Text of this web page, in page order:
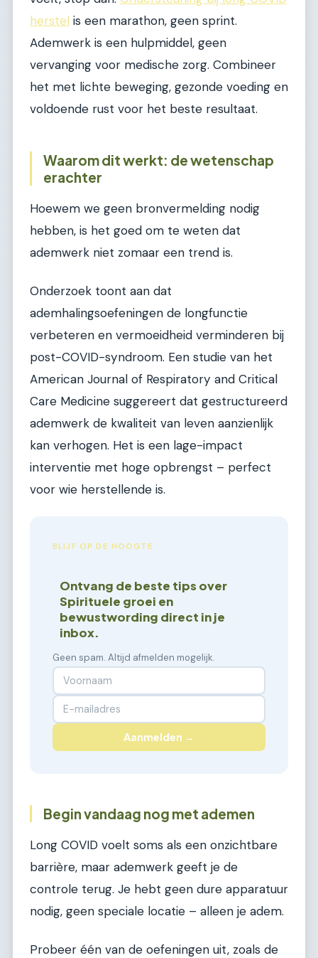
herstel is een marathon, geen sprint.
Ademwerk is een hulpmiddel, geen
vervanging voor medische zorg. Combineer
het met lichte beweging, gezonde voeding en
voldoende rust voor het beste resultaat.
Waarom dit werkt: de wetenschap
erachter
Hoewem we geen bronvermelding nodig
hebben, is het goed om te weten dat
ademwerk niet zomaar een trend is.
Onderzoek toont aan dat
ademhalingsoefeningen de longfunctie
verbeteren en vermoeidheid verminderen bij
post-COVID-syndroom. Een studie van het
American Journal of Respiratory and Critical
Care Medicine suggereert dat gestructureerd
ademwerk de kwaliteit van leven aanzienlijk
kan verhogen. Het is een lage-impact
interventie met hoge opbrengst – perfect
voor wie herstellende is.
BLIJF OP DE HOOGTE
Ontvang de beste tips over
Spirituele groei en
bewustwording direct in je
inbox.
Geen spam. Altijd afmelden mogelijk.
Aanmelden →
Begin vandaag nog met ademen
Long COVID voelt soms als een onzichtbare
barrière, maar ademwerk geeft je de
controle terug. Je hebt geen dure apparatuur
nodig, geen speciale locatie – alleen je adem.
Probeer één van de oefeningen uit, zoals de